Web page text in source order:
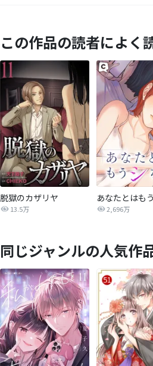
この作品の読者によく
脱獄のカザリヤ
13.5万
あなたとはも
2,696万
同じジャンルの人気作